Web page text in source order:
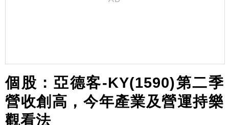
個股：亞德客-KY(1590)第二季
營收創高，今年產業及營運持樂
觀看法